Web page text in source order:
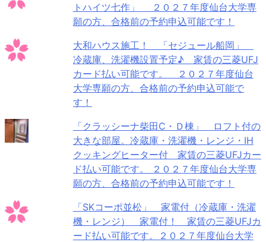
トハイツ七作」 ２０２７年度仙台大学専
願の方、合格前の予約申込可能です！
大和ハウス施工！ 「セジュール船岡」
冷蔵庫、洗濯機設置予定♪ 家賃の三菱UFJ
カード払い可能です。 ２０２７年度仙台
大学専願の方、合格前の予約申込可能で
す！
「クラッシーナ柴田C・Ｄ棟」 ロフト付の
大きな部屋。冷蔵庫・洗濯機・レンジ・IH
クッキングヒーター付 家賃の三菱UFJカー
ド払い可能です。 ２０２７年度仙台大学専
願の方、合格前の予約申込可能です！
「SKコーポ並松」 家電付（冷蔵庫・洗濯
機・レンジ） 家電付！ 家賃の三菱UFJカ
ード払い可能です。２０２７年度仙台大学